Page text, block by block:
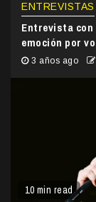
10 min read
ENTREVISTAS
Entrevista con
emoción por
3 años ago